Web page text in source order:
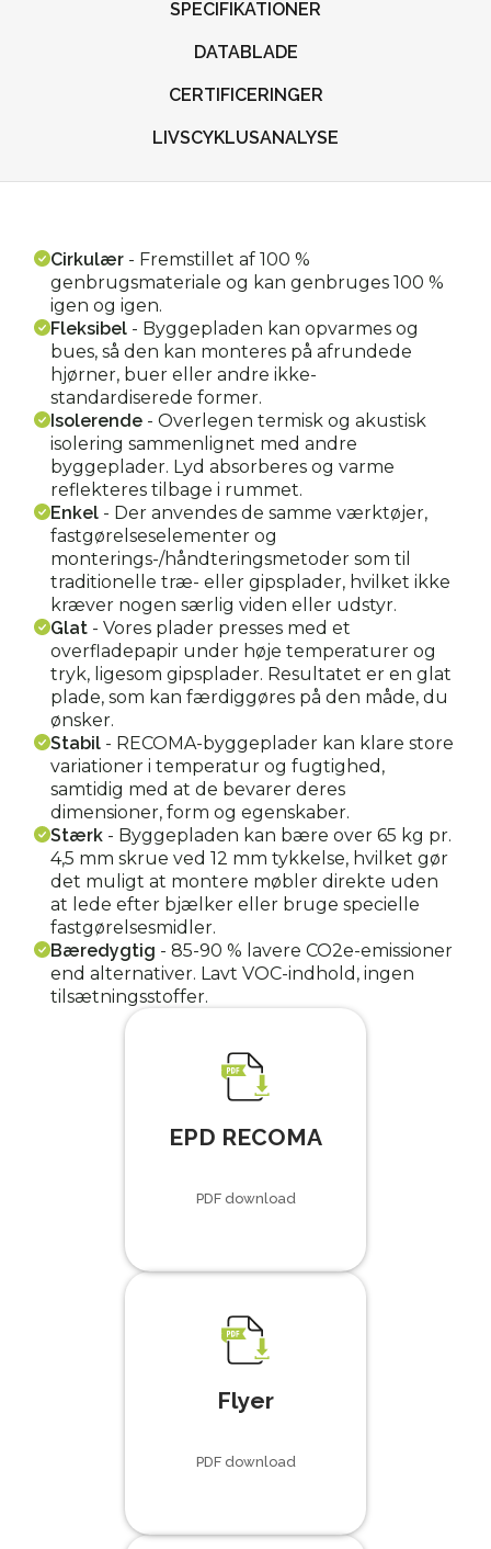
SPECIFIKATIONER
DATABLADE
CERTIFICERINGER
LIVSCYKLUSANALYSE
Cirkulær - Fremstillet af 100 %
genbrugsmateriale og kan genbruges 100 %
igen og igen.
Fleksibel - Byggepladen kan opvarmes og
bues, så den kan monteres på afrundede
hjørner, buer eller andre ikke-
standardiserede former.
Isolerende -Overlegen termisk og akustisk
isolering sammenlignet med andre
byggeplader. Lyd absorberes og varme
reflekteres tilbage i rummet.
Enkel - Der anvendes de samme værktøjer,
fastgørelseselementer og
monterings-/håndteringsmetoder som til
traditionelle træ- eller gipsplader, hvilket ikke
kræver nogen særlig viden eller udstyr.
Glat -Vores plader presses med et
overfladepapir under høje temperaturer og
tryk, ligesom gipsplader. Resultatet er en glat
plade, som kan færdiggøres på den måde, du
ønsker.
Stabil - RECOMA-byggeplader kan klare store
variationer i temperatur og fugtighed,
samtidig med at de bevarer deres
dimensioner, form og egenskaber.
Stærk - Byggepladen kan bære over 65 kg pr.
4,5 mm skrue ved 12 mm tykkelse, hvilket gør
det muligt at montere møbler direkte uden
at lede efter bjælker eller bruge specielle
fastgørelsesmidler.
Bæredygtig -85-90 % lavere CO2e-emissioner
end alternativer. Lavt VOC-indhold, ingen
tilsætningsstoffer.
EPD RECOMA
PDF download
Flyer
PDF download